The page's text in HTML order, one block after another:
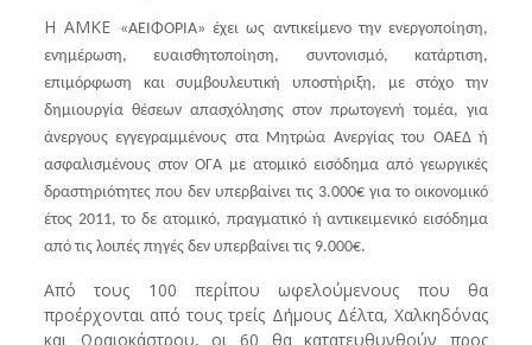
Η ΑΜΚΕ «ΑΕΙΦΟΡΙΑ» έχει ως αντικείμενο την ενεργοποίηση,
ενημέρωση, ευαισθητοποίηση, συντονισμό, κατάρτιση,
επιμόρφωση και συμβουλευτική υποστήριξη, με στόχο την
δημιουργία θέσεων απασχόλησης στον πρωτογενή τομέα, για
άνεργους εγγεγραμμένους στα Μητρώα Ανεργίας του ΟΑΕΔ ή
ασφαλισμένους στον ΟΓΑ με ατομικό εισόδημα από γεωργικές
δραστηριότητες που δεν υπερβαίνει τις 3.000€για το οικονομικό
έτος 2011, το δε ατομικό, πραγματικό ή αντικειμενικό εισόδημα
από τις λοιπές πηγές δεν υπερβαίνει τις 9.000€.
Από τους 100 περίπου ωφελούμενους που θα
προέρχονται από τους τρείς Δήμους Δέλτα, Χαλκηδόνας
και Ωραιοκάστρου, οι 60 θα κατατευθυνθούν προς